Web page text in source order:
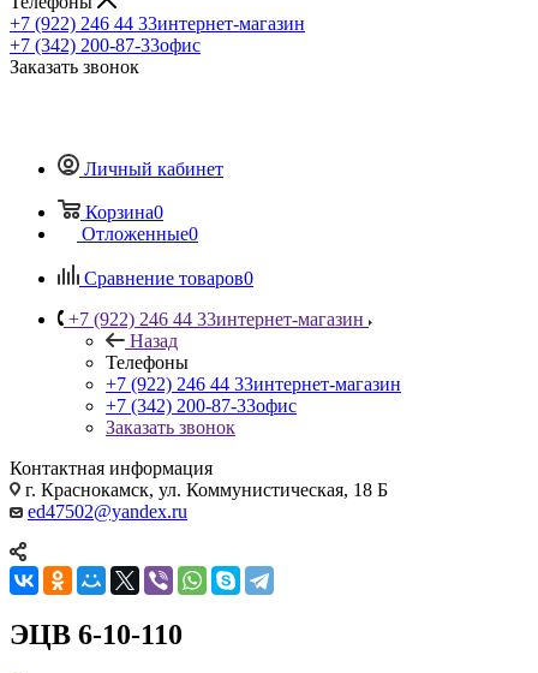
+7 (922) 246 44 33интернет-магазин
+7 (342) 200-87-33офис
Заказать звонок
Личный кабинет
Корзина0
Отложенные0
Сравнение товаров0
+7 (922) 246 44 33интернет-магазин
Назад
Телефоны
+7 (922) 246 44 33интернет-магазин
+7 (342) 200-87-33офис
Заказать звонок
Контактная информация
г. Краснокамск, ул. Коммунистическая, 18 Б
ed47502@yandex.ru
ЭЦВ 6-10-110